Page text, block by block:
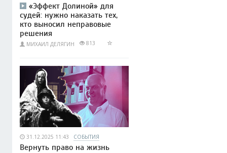
«Эффект Долиной» для
судей: нужно наказать тех,
кто выносил неправовые
решения
МИХАИЛ ДЕЛЯГИН 813
31.12.2025 11:43 СОБЫТИЯ
Вернуть право на жизнь